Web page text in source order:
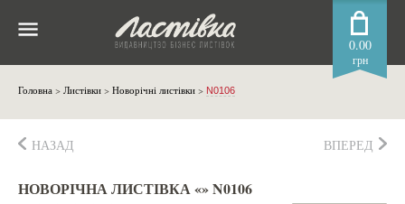
0.00
грн
Головна > Листівки > Новорічні листівки > N0106
НАЗАД ВПЕРЕД
НОВОРІЧНА ЛИСТІВКА «» N0106